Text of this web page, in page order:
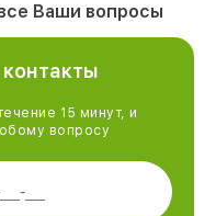
Ваши вопросы
15 минут, и
вопросу